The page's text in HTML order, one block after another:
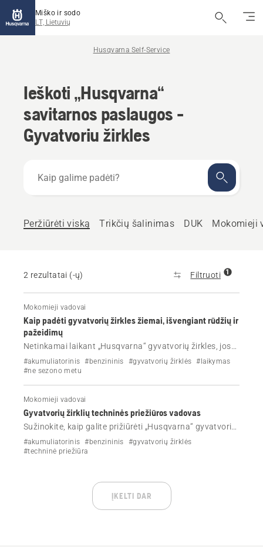
Miško ir sodo
LT, Lietuvių
Husqvarna Self-Service
Ieškoti „Husqvarna“
savitarnos paslaugos -
Gyvatvoriu žirkles
galime
Peržiūrėti viską Trikčių šalinimas DUK Mokomieji
2 rezultatai (-ų) Filtruoti 1
Mokomieji vadovai
Kaip padėti gyvatvorių žirkles žiemai, išvengiant rūdžių ir
pažeidimų
Netinkamai laikant „Husqvarna“ gyvatvorių žirkles, jos
gali pradėti rūdyti, gali būti pažeistas akumuliatorius ir
gali atsirasti variklio problemų. Atlikite šiuos paprastus
#akumuliatorinis #benzininis #gyvatvorių žirklės
#laikymas
#ne sezono metu
Mokomieji vadovai
Gyvatvorių žirklių techninės priežiūros vadovas
Sužinokite, kaip galite prižiūrėti „Husqvarna“ gyvatvorių
žirkles atlikdami paprastus veiksmus. Išvalykite,
sutepkite ir patikrinkite pagrindines dalis, kad
#akumuliatorinis #benzininis
#gyvatvorių žirklės
#techninė priežiūra
ĮKELTI DAR